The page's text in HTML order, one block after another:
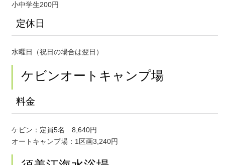
小中学生200円
定休日
水曜日（祝日の場合は翌日）
ケビンオートキャンプ場
料金
ケビン：定員5名 8,640円
オートキャンプ場：1区画3,240円